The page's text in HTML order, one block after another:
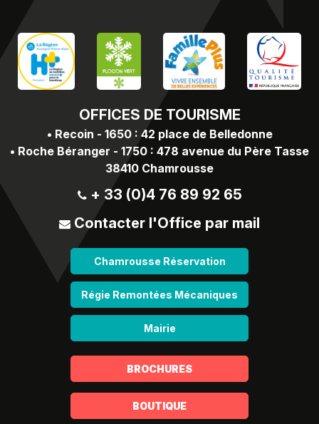
OFFICES DE TOURISME
• Recoin - 1650 : 42 place de Belledonne
• Roche Béranger - 1750 : 478 avenue du Père Tasse
38410 Chamrousse
+ 33 (0)4 76 89 92 65
Contacter l'Office par mail
Chamrousse Réservation
Régie Remontées Mécaniques
Mairie
BROCHURES
BOUTIQUE